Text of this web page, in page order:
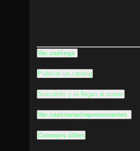
Ver castings
Publicar un casting
Suscribite y te llegan al correo
Ver castineras/representantes
Consejos útiles